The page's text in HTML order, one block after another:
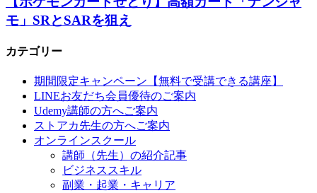
モ」SRとSARを狙え
カテゴリー
期間限定キャンペーン【無料で受講できる講座】
LINEお友だち会員優待のご案内
Udemy講師の方へご案内
ストアカ先生の方へご案内
オンラインスクール
講師（先生）の紹介記事
ビジネススキル
副業・起業・キャリア